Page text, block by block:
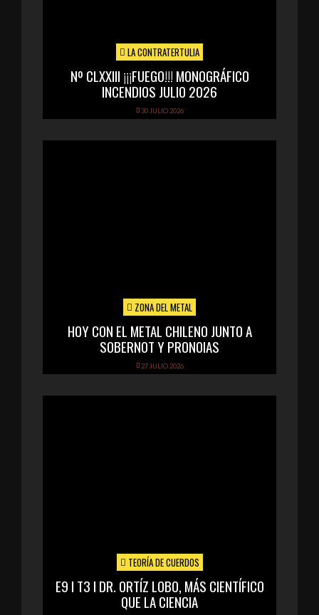
LA CONTRATERTULIA
Nº CLXXIII ¡¡¡FUEGO!!! MONOGRÁFICO
INCENDIOS JULIO 2026
30 JULIO 2026
ZONA DEL METAL
HOY CON EL METAL CHILENO JUNTO A
SOBERNOT Y PRONOIAS
27 JULIO 2026
TEORÍA DE CUERDOS
E9 I T3 I DR. ORTÍZ LOBO, MÁS CIENTÍFICO
QUE LA CIENCIA